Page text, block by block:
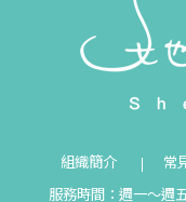
組織簡介 常
服務時間：週一～週